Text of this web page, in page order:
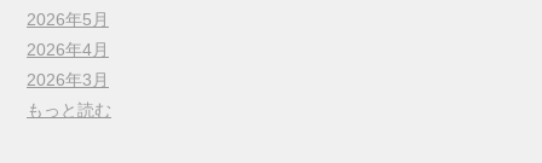
2026年5月
2026年4月
2026年3月
もっと読む